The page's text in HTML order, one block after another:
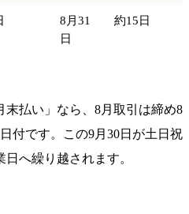
8月31
日
約15日
払い」なら、8月取引は締め8
付です。この9月30日が土日祝
へ繰り越されます。